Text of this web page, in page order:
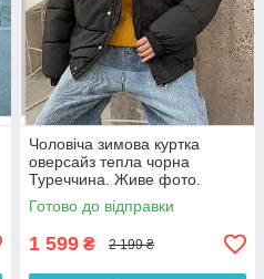
Чоловіча зимова куртка
оверсайз тепла чорна
Туреччина. Живе фото.
Чоловіча куртка
Готово до відправки
1 599 ₴ 2 199 ₴